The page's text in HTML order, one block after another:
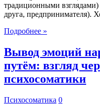
традиционными взглядами)
друга, предпринимателя).
Подробнее »
Вывод эмоций
путём: взгляд
психосоматики
Психосоматика 0